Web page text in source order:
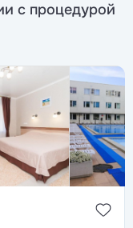
с процедурой